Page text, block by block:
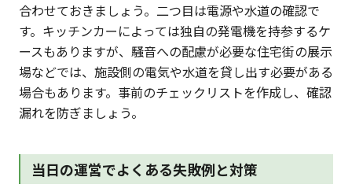
合わせておきましょう。二つ目は電源や水道の確認で
す。キッチンカーによっては独自の発電機を持参するケ
ースもありますが、騒音への配慮が必要な住宅街の展示
場などでは、施設側の電気や水道を貸し出す必要がある
場合もあります。事前のチェックリストを作成し、確認
漏れを防ぎましょう。
当日の運営でよくある失敗例と対策